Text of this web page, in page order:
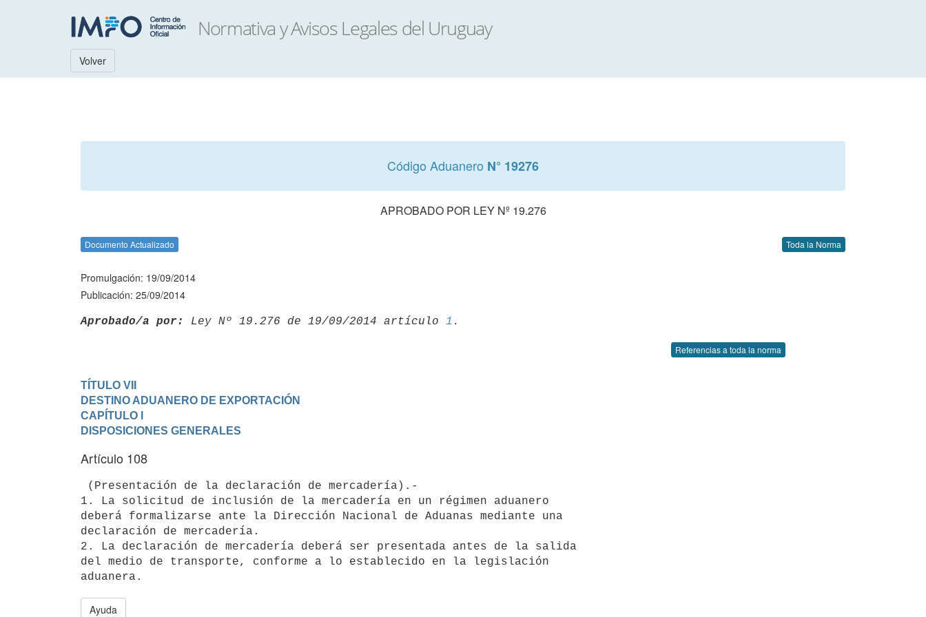
Volver
Código Aduanero N° 19276
APROBADO POR LEY Nº 19.276
Documento Actualizado Toda la Norma
Promulgación: 19/09/2014
Publicación: 25/09/2014
Aprobado/a por: Ley Nº 19.276 de 19/09/2014 artículo 1
Referencias a toda la norma
TÍTULO VII
DESTINO ADUANERO DE EXPORTACIÓN
CAPÍTULO I
DISPOSICIONES GENERALES
Artículo 108
1. La solicitud de inclusión de la mercadería en un régimen aduanero
deberá formalizarse ante la Dirección Nacional de Aduanas mediante una
declaración de mercadería.
2. La declaración de mercadería deberá ser presentada antes de la salida
del medio de transporte, conforme a lo establecido en la legislación
aduanera.
Ayuda